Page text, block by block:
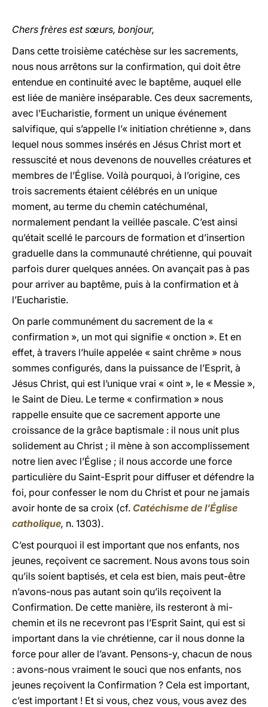
Chers frères est sœurs, bonjour,
Dans cette troisième catéchèse sur les sacrements,
nous nous arrêtons sur la confirmation, qui doit être
entendue en continuité avec le baptême, auquel elle
est liée de manière inséparable. Ces deux sacrements,
avec l’Eucharistie, forment un unique événement
salvifique, qui s’appelle l’« initiation chrétienne », dans
lequel nous sommes insérés en Jésus Christ mort et
ressuscité et nous devenons de nouvelles créatures et
membres de l’Église. Voilà pourquoi, à l’origine, ces
trois sacrements étaient célébrés en un unique
moment, au terme du chemin catéchuménal,
normalement pendant la veillée pascale. C’est ainsi
qu’était scellé le parcours de formation et d’insertion
graduelle dans la communauté chrétienne, qui pouvait
parfois durer quelques années. On avançait pas à pas
pour arriver au baptême, puis à la confirmation et à
l’Eucharistie.
On parle communément du sacrement de la «
confirmation », un mot qui signifie « onction ». Et en
effet, à travers l’huile appelée « saint chrême » nous
sommes configurés, dans la puissance de l’Esprit, à
Jésus Christ, qui est l’unique vrai « oint », le « Messie »,
le Saint de Dieu. Le terme « confirmation » nous
rappelle ensuite que ce sacrement apporte une
croissance de la grâce baptismale : il nous unit plus
solidement au Christ ; il mène à son accomplissement
notre lien avec l’Église ; il nous accorde une force
particulière du Saint-Esprit pour diffuser et défendre la
foi, pour confesser le nom du Christ et pour ne jamais
avoir honte de sa croix (cf. Catéchisme de l’Église
catholique, n. 1303).
C’est pourquoi il est important que nos enfants, nos
jeunes, reçoivent ce sacrement. Nous avons tous soin
qu’ils soient baptisés, et cela est bien, mais peut-être
n’avons-nous pas autant soin qu’ils reçoivent la
Confirmation. De cette manière, ils resteront à mi-
chemin et ils ne recevront pas l’Esprit Saint, qui est si
important dans la vie chrétienne, car il nous donne la
force pour aller de l’avant. Pensons-y, chacun de nous
: avons-nous vraiment le souci que nos enfants, nos
jeunes reçoivent la Confirmation ? Cela est important,
c’est important ! Et si vous, chez vous, vous avez des